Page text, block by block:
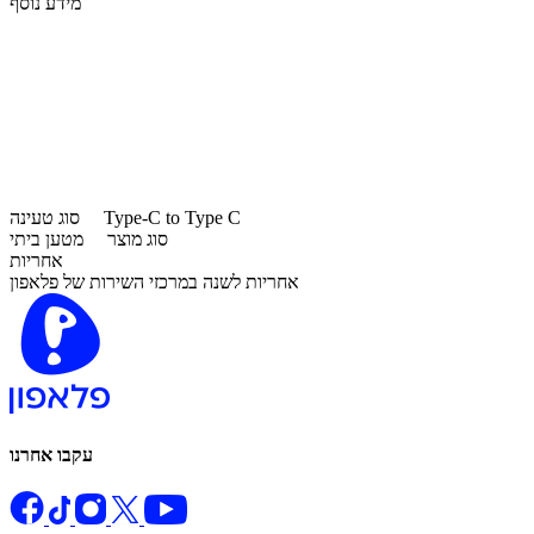
סוג טעינה Type-C to Type C
סוג מוצר מטען ביתי
אחריות
אחריות לשנה במרכזי השירות של פלאפון
עקבו אחרנו